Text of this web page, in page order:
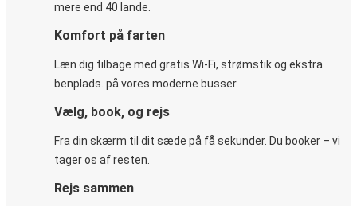
mere end 40 lande.
Komfort på farten
Læn dig tilbage med gratis Wi-Fi, strømstik og ekstra
benplads. på vores moderne busser.
Vælg, book, og rejs
Fra din skærm til dit sæde på få sekunder. Du booker – vi
tager os af resten.
Rejs sammen